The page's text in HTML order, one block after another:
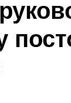
Converter
Recorder